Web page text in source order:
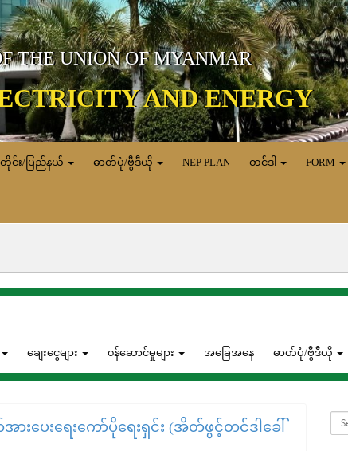
THE UNION OF MYANMAR
AND ENERGY
တိုင်း/ပြည်နယ် ဓာတ်ပုံ/ဗွီဒီယို NEP PLAN တင်ဒါ FORM
ချေးငွေများ ၀န်ဆောင်မှုများ အခြေအနေ ဓာတ်ပုံ/ဗွီဒီယို
းပေးရေးကော်ပိုရေးရှင်း (အိတ်ဖွင့်တင်ဒါခေါ်